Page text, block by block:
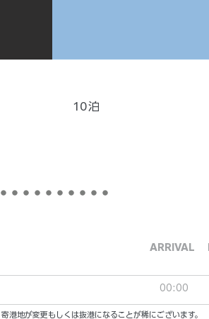
10泊
ARRIVAL
00:00
港地が変更もしくは抜港になることが稀にございます。